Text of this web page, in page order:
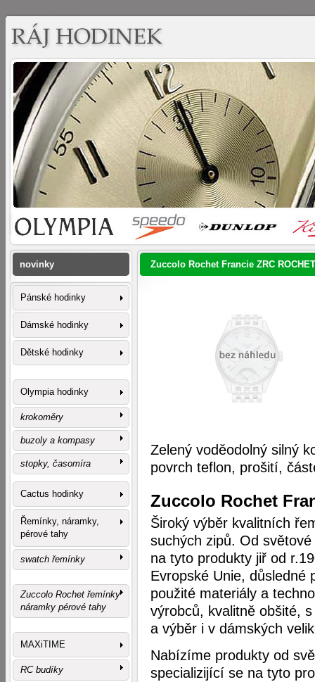
Zuccolo Rochet Francie ZRC
Zelený voděodolný silný
povrch teflon, prošití,
Zuccolo Rochet
Široký výběr kvalitních
suchých zipů. Od
na tyto produkty jiř od
Evropské Unie, důsledné
použité materiály a
výrobců, kvalitně obšité,
a výběr i v dámských
Nabízíme produkty od
specializijící se na tyto
novinky
Pánské hodinky
Dámské hodinky
Dětské hodinky
Olympia hodinky
krokoměry
buzoly a kompasy
stopky, časomíra
Cactus hodinky
Řemínky, náramky,
pérové tahy
swatch řemínky
Zuccolo Rochet řemínky
náramky pérové tahy
MAXiTIME
RC budíky